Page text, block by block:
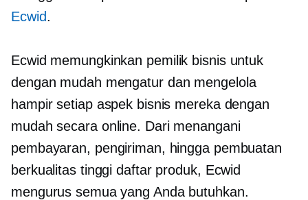
Ecwid.
Ecwid memungkinkan pemilik bisnis untuk
dengan mudah mengatur dan mengelola
hampir setiap aspek bisnis mereka dengan
mudah secara online. Dari menangani
pembayaran, pengiriman, hingga pembuatan
berkualitas tinggi daftar produk, Ecwid
mengurus semua yang Anda butuhkan.